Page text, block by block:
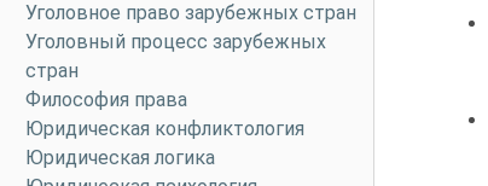
Уголовное право зарубежных стран
Уголовный процесс зарубежных
стран
Философия права
Юридическая конфликтология
Юридическая логика